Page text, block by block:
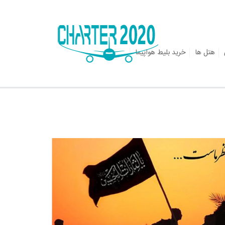
هتل ها خرید بلیط هواپیما